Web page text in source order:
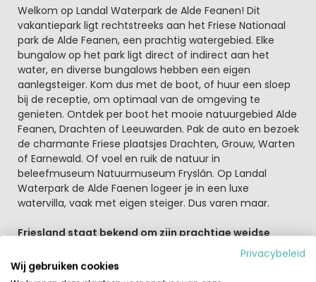
Beschrijving
Welkom op Landal Waterpark de Alde Feanen! Dit
vakantiepark ligt rechtstreeks aan het Friese Nationaal
park de Alde Feanen, een prachtig watergebied. Elke
bungalow op het park ligt direct of indirect aan het
water, en diverse bungalows hebben een eigen
aanlegsteiger. Kom dus met de boot, of huur een sloep
bij de receptie, om optimaal van de omgeving te
genieten. Ontdek per boot het mooie natuurgebied Alde
Feanen, Drachten of Leeuwarden. Pak de auto en bezoek
de charmante Friese plaatsjes Drachten, Grouw, Warten
of Earnewald. Of voel en ruik de natuur in
beleefmuseum Natuurmuseum Fryslân. Op Landal
Waterpark de Alde Faenen logeer je in een luxe
watervilla, vaak met eigen steiger. Dus varen maar.
Friesland staat bekend om zijn prachtige weidse
Hier word je wakker met het geluid van het kabbelende
water, en het ruisende riet. Vanaf de bungalows vaar je
Privacybeleid
Wij gebruiken cookies